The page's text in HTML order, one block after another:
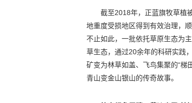
截至2018年，正蓝旗牧草植
地重度受损地区得到有效治理，
不止如此，一批依托草原生态为
草生态，通过20余年的科研实践
矿变为林草如盖、飞鸟集聚的“梯
青山变金山银山的传奇故事。